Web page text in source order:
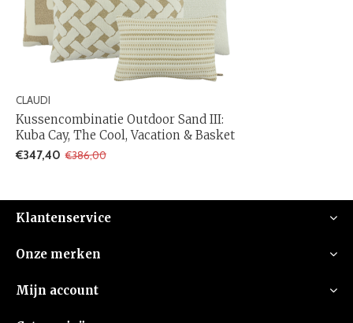
CLAUDI
Kussencombinatie Outdoor Sand III:
Kuba Cay, The Cool, Vacation & Basket
€347,40 €386,00
Klantenservice
Onze merken
Mijn account